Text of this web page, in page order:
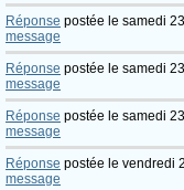
Réponse postée le samedi
message
Réponse postée le samedi
message
Réponse postée le samedi
message
Réponse postée le vendredi
message